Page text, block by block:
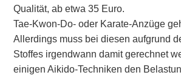
Qualität, ab etwa 35 Euro.
Tae-Kwon-Do- oder Karate-Anzüge
Allerdings muss bei diesen aufgrund
Stoffes irgendwann damit gerechnet
einigen Aikido-Techniken den